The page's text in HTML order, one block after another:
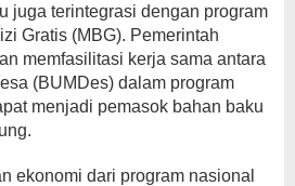
juga terintegrasi dengan program
Gratis (MBG). Pemerintah
memfasilitasi kerja sama antara
(BUMDes) dalam program
menjadi pemasok bahan baku
ekonomi dari program nasional